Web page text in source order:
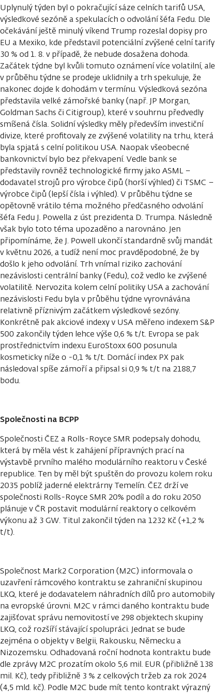
Uplynulý týden byl o pokračující sáze celních tarifů USA,
výsledkové sezóně a spekulacích o odvolání šéfa Fedu. Dle
očekávání ještě minulý víkend Trump rozeslal dopisy pro
EU a Mexiko, kde představil potenciální zvýšené celní tarify
30 % od 1. 8. v případě, že nebude dosažena dohoda.
Začátek týdne byl kvůli tomuto oznámení více volatilní, ale
v průběhu týdne se prodeje uklidnily a trh spekuluje, že
nakonec dojde k dohodám v termínu. Výsledková sezóna
představila velké zámořské banky (např. JP Morgan,
Goldman Sachs či Citigroup), které v souhrnu předvedly
smíšená čísla. Solidní výsledky měly především investiční
divize, které profitovaly ze zvýšené volatility na trhu, která
byla spjatá s celní politikou USA. Naopak všeobecné
bankovnictví bylo bez překvapení. Vedle bank se
představily rovněž technologické firmy jako ASML –
dodavatel strojů pro výrobce čipů (horší výhled) či TSMC –
výrobce čipů (lepší čísla i výhled). V průběhu týdne se
opětovně vrátilo téma možného předčasného odvolání
šéfa Fedu J. Powella z úst prezidenta D. Trumpa. Následně
však bylo toto téma upozaděno a narovnáno. Jen
připomínáme, že J. Powell ukončí standardně svůj mandát
v květnu 2026, a tudíž není moc pravděpodobné, že by
došlo k jeho odvolání. Trh vnímal riziko zachování
nezávislosti centrální banky (Fedu), což vedlo ke zvýšené
volatilitě. Nervozita kolem celní politiky USA a zachování
nezávislosti Fedu byla v průběhu týdne vyrovnávána
relativně příznivým začátkem výsledkové sezóny.
Konkrétně pak akciové indexy v USA měřeno indexem S&P
500 zakončily týden lehce výše 0,6 % t/t. Evropa se pak
prostřednictvím indexu EuroStoxx 600 posunula
kosmeticky níže o -0,1 % t/t. Domácí index PX pak
následoval spíše zámoří a připsal si 0,9 % t/t na 2188,7
bodu.
Společnosti na BCPP
Společnosti ČEZ a Rolls-Royce SMR podepsaly dohodu,
která by měla vést k zahájení přípravných prací na
výstavbě prvního malého modulárního reaktoru v České
republice. Ten by měl být spuštěn do provozu kolem roku
2035 poblíž jaderné elektrárny Temelín. ČEZ drží ve
společnosti Rolls-Royce SMR 20% podíl a do roku 2050
plánuje v ČR postavit modulární reaktory o celkovém
výkonu až 3 GW. Titul zakončil týden na 1232 Kč (+1,2 %
t/t).
Společnost Mark2 Corporation (M2C) informovala o
uzavření rámcového kontraktu se zahraniční skupinou
LKQ, které je dodavatelem náhradních dílů pro automobily
na evropské úrovni. M2C v rámci daného kontraktu bude
zajišťovat správu nemovitostí ve 298 objektech skupiny
LKQ, což rozšíří stávající spolupráci. Jednat se bude
zejména o objekty v Belgii, Rakousku, Německu a
Nizozemsku. Odhadovaná roční hodnota kontraktu bude
dle zprávy M2C prozatím okolo 5,6 mil. EUR (přibližně 138
mil. Kč), tedy přibližně 3 % z celkových tržeb za rok 2024
(4,5 mld. kč). Podle M2C bude mít tento kontrakt výrazný